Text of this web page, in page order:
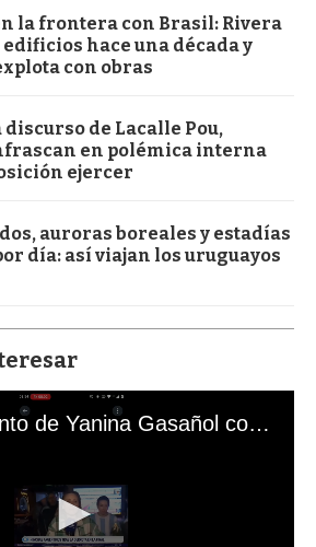
la frontera con Brasil: Rivera
hace una década y
con obras
discurso de Lacalle Pou,
en polémica interna
ejercer
auroras boreales y estadías
día: así viajan los uruguayos
El mal momento de Yanina Gasañol con un hincha argentino en "Subrayado"